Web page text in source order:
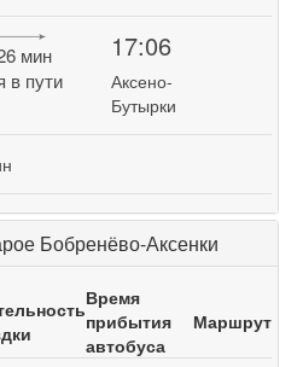
мин
в пути
17:06
Аксено-
Бутырки
Бобренёво-Аксенки
Время
прибытия
автобуса
Маршрут